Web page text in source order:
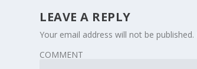
LEAVE A REPLY
Your email address will not be published.
COMMENT